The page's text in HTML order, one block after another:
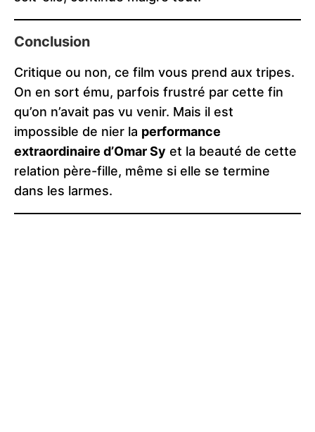
Conclusion
Critique ou non, ce film vous prend aux tripes.
On en sort ému, parfois frustré par cette fin
qu’on n’avait pas vu venir. Mais il est
impossible de nier la performance
extraordinaire d’Omar Sy et la beauté de cette
relation père-fille, même si elle se termine
dans les larmes.